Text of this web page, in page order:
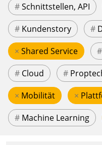
#Schnittstellen, API
# Kundenstory #
× Shared Service #
# Cloud #
× Mobilität ×
# Machine Learning